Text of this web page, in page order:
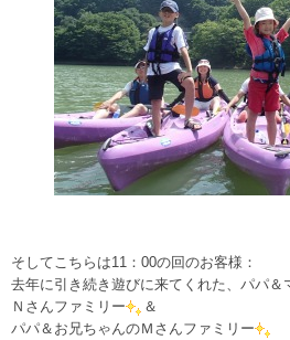
そしてこちらは11：00の回のお客様：
去年に引き続き遊びに来てくれた、パパ
Ｎさんファミリー
＆
パパ＆お兄ちゃんのＭさんファミリー